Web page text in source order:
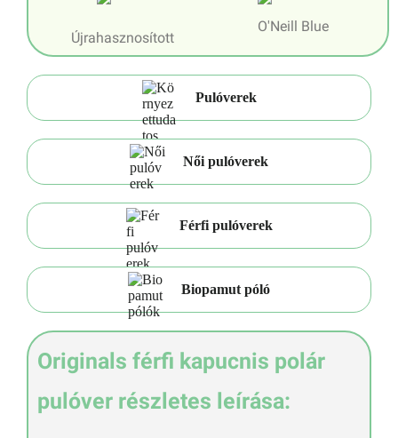
Újrahasznosított
O'Neill Blue
Pulóverek
Női pulóverek
Férfi pulóverek
Biopamut póló
Originals férfi kapucnis polár
pulóver részletes leírása: